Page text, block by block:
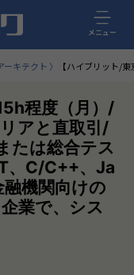
メニュー
ーキテクト 【ハイブリット/
程度（月）/
アと直取引/
たは総合テス
、C/C++、Ja
機関向けの
業で、シス